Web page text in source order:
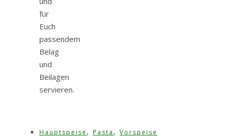
für
Euch
passendem
Belag
und
Beilagen
servieren.
Hauptspeise , Pasta , Vorspeise